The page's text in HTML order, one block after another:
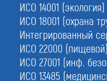
ИСО 14001 (экология)
ИСО 18001 (охрана
Интегрированный
ИСО 22000 (пищевой)
ИСО 27001 (инф.
ИСО 13485
1.Бесплатный аудит
документов
3.Ускоренное
работников в НРС
2. Оформим вам в